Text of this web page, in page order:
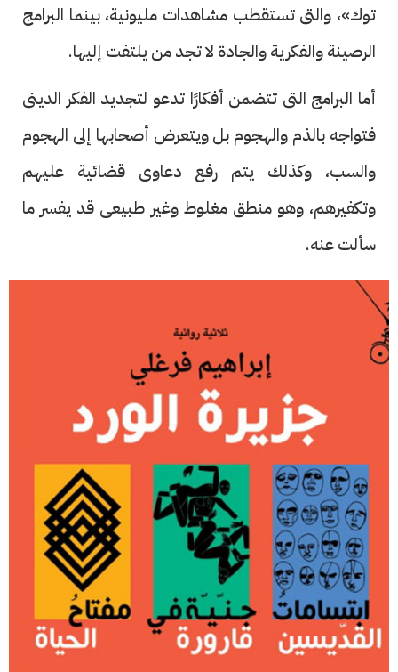
توك»، والتى تستقطب مشاهدات مليونية، بينما البرامج
الرصينة والفكرية والجادة لا تجد من يلتفت إليها.
أما البرامج التى تتضمن أفكارًا تدعو لتجديد الفكر الدينى
فتواجه بالذم والهجوم بل ويتعرض أصحابها إلى الهجوم
والسب، وكذلك يتم رفع دعاوى قضائية عليهم
وتكفيرهم، وهو منطق مغلوط وغير طبيعى قد يفسر ما
سألت عنه.